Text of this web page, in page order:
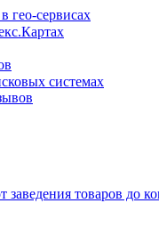
гео-сервисах
системах
товаров до